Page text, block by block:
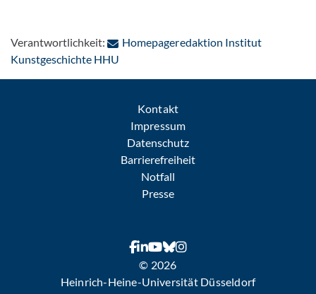
Verantwortlichkeit:
Homepageredaktion Institut
Kunstgeschichte HHU
Kontakt
Impressum
Datenschutz
Barrierefreiheit
Notfall
Presse
© 2026
Heinrich-Heine-Universität Düsseldorf